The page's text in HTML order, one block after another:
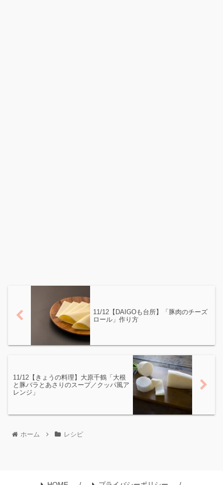
11/12【DAIGOも台所】「豚肉のチーズ
ロール」作り方
11/12【きょうの料理】大原千鶴「大根
と豚バラとあさりのスープ／クッパ風ア
レンジ」
ホーム レシピ